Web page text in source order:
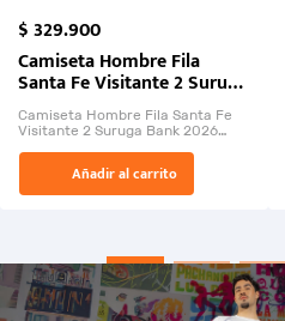
$329.900
Camiseta Hombre Fila
Santa Fe Visitante 2 Suruga
Bank 2026
Camiseta Hombre Fila Santa Fe
Visitante 2 Suruga Bank 2026
El Rugido del Sol Naciente:
“Primeros para la Et...
Añadir al carrito